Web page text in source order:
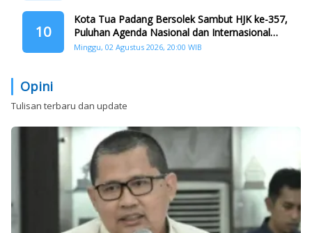
10
Kota Tua Padang Bersolek Sambut HJK ke-357,
Puluhan Agenda Nasional dan Internasional
Siap Digelar
Minggu, 02 Agustus 2026, 20:00 WIB
Opini
Tulisan terbaru dan update